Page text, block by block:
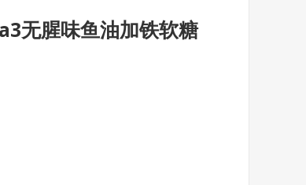
无腥味鱼油加铁软糖